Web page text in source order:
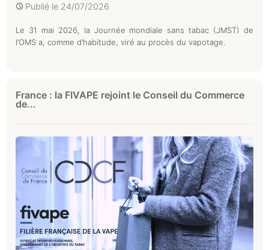
Publié le 24/07/2026
Le 31 mai 2026, la Journée mondiale sans tabac (JMST) de
l’OMS a, comme d’habitude, viré au procès du vapotage.
France : la FIVAPE rejoint le Conseil du Commerce
de...